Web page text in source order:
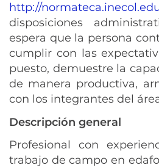
http://
disposiciones
espera que la persona
cumplir con las
puesto, demuestre la
de manera productiva,
con los integrantes del
Descripción general
Profesional con
trabajo de campo en